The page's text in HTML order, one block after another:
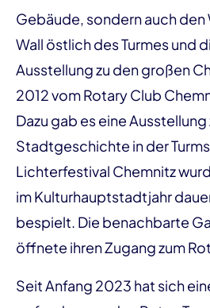
Gebäude, sondern auch den
Wall östlich des Turmes und
Ausstellung zu den großen
2012 vom Rotary Club
Dazu gab es eine Ausstellung
Stadtgeschichte in der
Lichterfestival Chemnitz
im Kulturhauptstadtjahr
bespielt. Die benachbarte
öffnete ihren Zugang zum
Seit Anfang 2023 hat sich